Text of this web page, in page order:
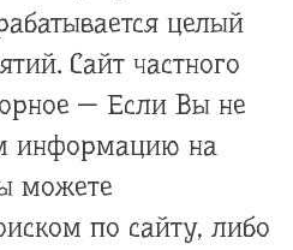
целый
Сайт частного
— Если Вы не
информацию на
можете
по сайту, либо